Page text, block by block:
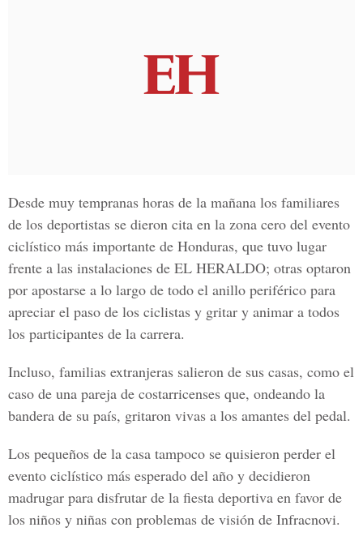
Desde muy tempranas horas de la mañana los familiares
de los deportistas se dieron cita en la zona cero del evento
ciclístico más importante de Honduras, que tuvo lugar
frente a las instalaciones de EL HERALDO; otras optaron
por apostarse a lo largo de todo el anillo periférico para
apreciar el paso de los ciclistas y gritar y animar a todos
los participantes de la carrera.
Incluso, familias extranjeras salieron de sus casas, como el
caso de una pareja de costarricenses que, ondeando la
bandera de su país, gritaron vivas a los amantes del pedal.
Los pequeños de la casa tampoco se quisieron perder el
evento ciclístico más esperado del año y decidieron
madrugar para disfrutar de la fiesta deportiva en favor de
los niños y niñas con problemas de visión de Infracnovi.